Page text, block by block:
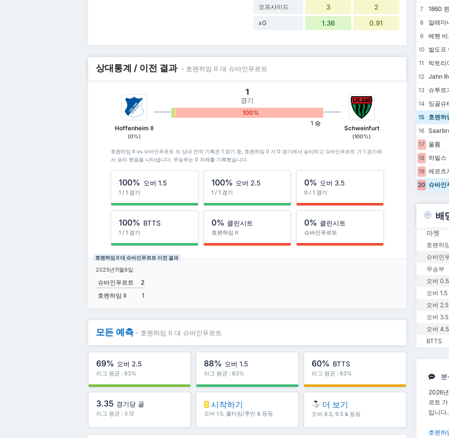
오프사이드 3 2
xG 1.36 0.91
상대통계 / 이전 결과 - 호펜하임 II 대 슈바인푸르트
Hoffenheim II
(0%)
1
경기
100%
1 승
Schweinfurt
(100%)
호펜하임 II vs 슈바인푸르트 의 상대 전적 기록은 1 경기 중, 호펜하임 II 가 0 경기에서 승리하고 슈바인푸르트 가 1 경기에
서 승리 했음을 나타냅니다. 무승부는 0 차례를 기록했습니다.
100% 오버 1.5
1 / 1 경기
100% 오버 2.5
1 / 1 경기
0% 오버 3.5
0 / 1 경기
100% BTTS
1 / 1 경기
0% 클린시트
호펜하임 II
0% 클린시트
슈바인푸르트
호펜하임 II 대 슈바인푸르트 이전 결과
2025년11월8일
슈바인푸르트
2
호펜하임 II
1
모든 예측 - 호펜하임 II 대 슈바인푸르트
69% 오버 2.5
리그 평균 : 63%
88% 오버 1.5
리그 평균 : 83%
60% BTTS
리그 평균 : 63%
3.35 경기당 골
리그 평균 : 3.12
시작하기
오버 1.5, 풀타임/후반 & 등등
더 보기
오버 8.5, 9.5 & 등등
7 1860
8 알레마
9 베헨
10 발도프
11 빅토리
12 Jahn
13 슈투르
14 잉골슈
15 호펜하
16
17 울름
18 하빌스
19 에르츠
20 슈바인
배
마켓
호펜하
슈바인
무승부
오버 0.5
오버 1.5
오버 2.5
오버 3.5
오버 4.5
BTTS
분
2026
르트
입니다..
호펜하